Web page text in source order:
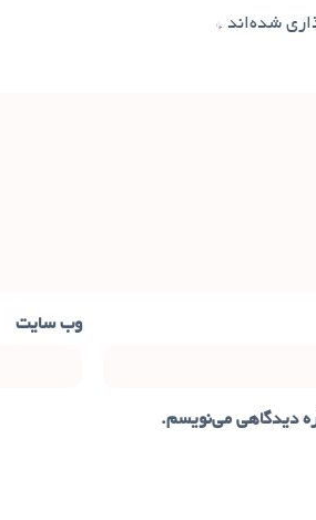
شده‌اند *
وب‌ سایت
دیدگاهی می‌نویسم.